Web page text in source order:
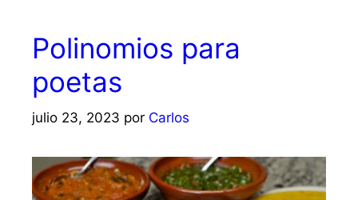
Polinomios para
poetas
julio 23, 2023 por Carlos